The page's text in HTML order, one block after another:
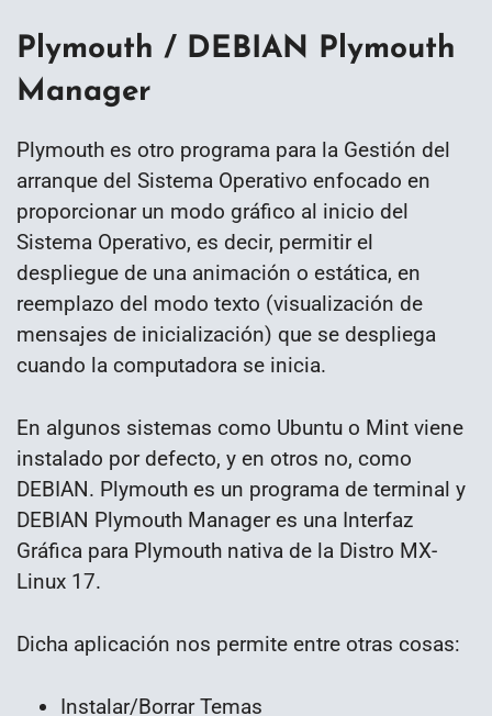
Plymouth / DEBIAN Plymouth
Manager
Plymouth es otro programa para la Gestión del
arranque del Sistema Operativo enfocado en
proporcionar un modo gráfico al inicio del
Sistema Operativo, es decir, permitir el
despliegue de una animación o estática, en
reemplazo del modo texto (visualización de
mensajes de inicialización) que se despliega
cuando la computadora se inicia.
En algunos sistemas como Ubuntu o Mint viene
instalado por defecto, y en otros no, como
DEBIAN. Plymouth es un programa de terminal y
DEBIAN Plymouth Manager es una Interfaz
Gráfica para Plymouth nativa de la Distro MX-
Linux 17.
Dicha aplicación nos permite entre otras cosas:
Instalar/Borrar Temas